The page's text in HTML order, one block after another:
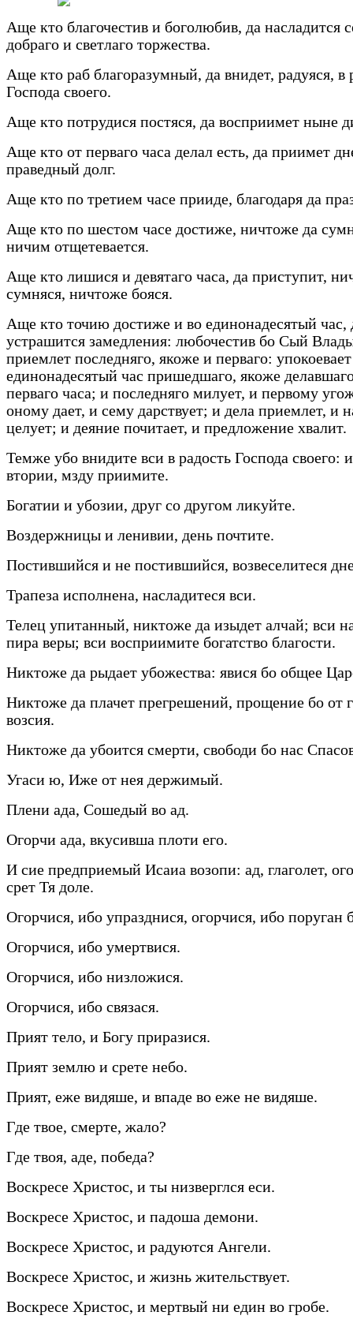
Аще кто благочестив и боголюбив, да насладится
добраго и светлаго торжества.
Аще кто раб благоразумный, да внидет, радуяся, в
Господа своего.
Аще кто потрудися постяся, да восприимет ныне
Аще кто от перваго часа делал есть, да приимет
праведный долг.
Аще кто по третием часе прииде, благодаря да
Аще кто по шестом часе достиже, ничтоже да
ничим отщетевается.
Аще кто лишися и девятаго часа, да приступит,
сумняся, ничтоже бояся.
Аще кто точию достиже и во единонадесятый час,
устрашится замедления: любочестив бо Сый
приемлет последняго, якоже и перваго:
единонадесятый час пришедшаго, якоже
перваго часа; и последняго милует, и первому
оному дает, и сему дарствует; и дела приемлет, и
целует; и деяние почитает, и предложение хвалит.
Темже убо внидите вси в радость Господа своего:
втории, мзду приимите.
Богатии и убозии, друг со другом ликуйте.
Воздержницы и ленивии, день почтите.
Постившийся и не постившийся, возвеселитеся
Трапеза исполнена, насладитеся вси.
Телец упитанный, никтоже да изыдет алчай; вси
пира веры; вси восприимите богатство благости.
Никтоже да рыдает убожества: явися бо общее
Никтоже да плачет прегрешений, прощение бо от
возсия.
Никтоже да убоится смерти, свободи бо нас
Угаси ю, Иже от нея держимый.
Плени ада, Сошедый во ад.
Огорчи ада, вкусивша плоти его.
И сие предприемый Исаиа возопи: ад, глаголет,
срет Тя доле.
Огорчися, ибо упразднися, огорчися, ибо поруган
Огорчися, ибо умертвися.
Огорчися, ибо низложися.
Огорчися, ибо связася.
Прият тело, и Богу приразися.
Прият землю и срете небо.
Прият, еже видяше, и впаде во еже не видяше.
Где твое, смерте, жало?
Где твоя, аде, победа?
Воскресе Христос, и ты низверглся еси.
Воскресе Христос, и падоша демони.
Воскресе Христос, и радуются Ангели.
Воскресе Христос, и жизнь жительствует.
Воскресе Христос, и мертвый ни един во гробе.